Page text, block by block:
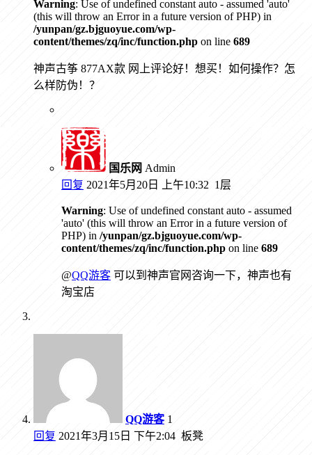
Warning: Use of undefined constant auto - assumed 'auto'
(this will throw an Error in a future version of PHP) in
/yunpan/gz.bjguoyue.com/wp-
content/themes/zq/inc/function.php on line 689
神声古筝 877AX款 网上评论好！想买！如何操作？怎
么样防伪！？
国乐网 Admin
回复 2021年5月20日 上午10:32 1层
Warning: Use of undefined constant auto - assumed
'auto' (this will throw an Error in a future version of
PHP) in /yunpan/gz.bjguoyue.com/wp-
content/themes/zq/inc/function.php on line 689
@QQ游客 可以到神声官网咨询一下，神声也有
淘宝店
QQ游客 1
回复 2021年3月15日 下午2:04 板凳